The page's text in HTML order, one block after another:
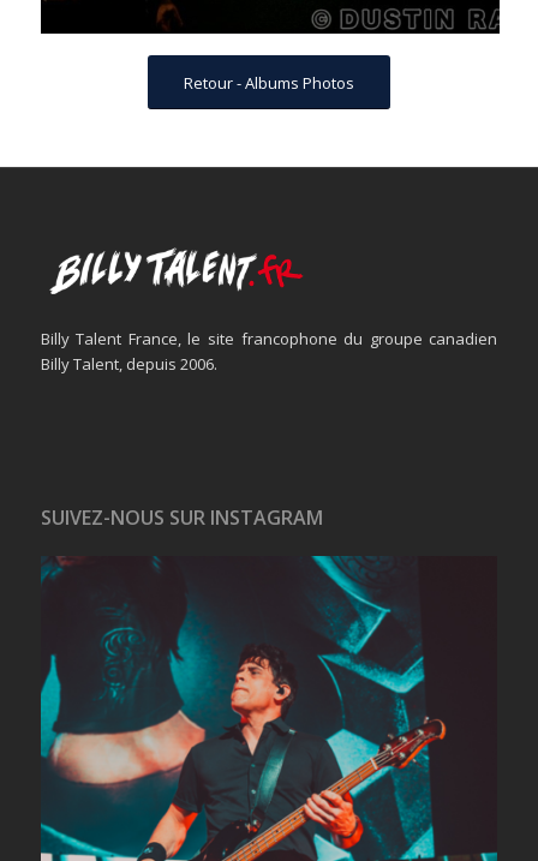
Retour - Albums Photos
Billy Talent France, le site francophone du groupe canadien
Billy Talent, depuis 2006.
SUIVEZ-NOUS SUR INSTAGRAM